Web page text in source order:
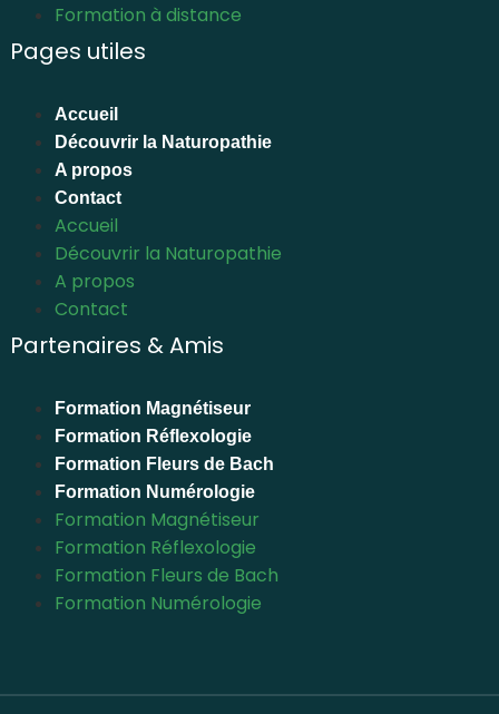
Formation à distance
Pages utiles
Accueil
Découvrir la Naturopathie
A propos
Contact
Accueil
Découvrir la Naturopathie
A propos
Contact
Partenaires & Amis
Formation Magnétiseur
Formation Réflexologie
Formation Fleurs de Bach
Formation Numérologie
Formation Magnétiseur
Formation Réflexologie
Formation Fleurs de Bach
Formation Numérologie